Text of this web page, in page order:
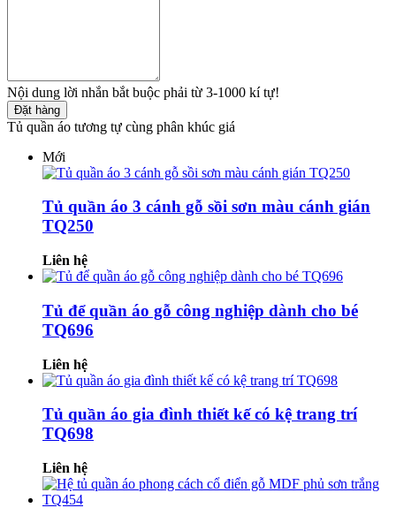
Nội dung lời nhắn bắt buộc phải từ 3-1000 kí tự!
Đặt hàng
Tủ quần áo tương tự cùng phân khúc giá
Mới
Tủ quần áo 3 cánh gỗ sồi sơn màu cánh gián
TQ250
Liên hệ
Tủ để quần áo gỗ công nghiệp dành cho bé
TQ696
Liên hệ
Tủ quần áo gia đình thiết kế có kệ trang trí
TQ698
Liên hệ